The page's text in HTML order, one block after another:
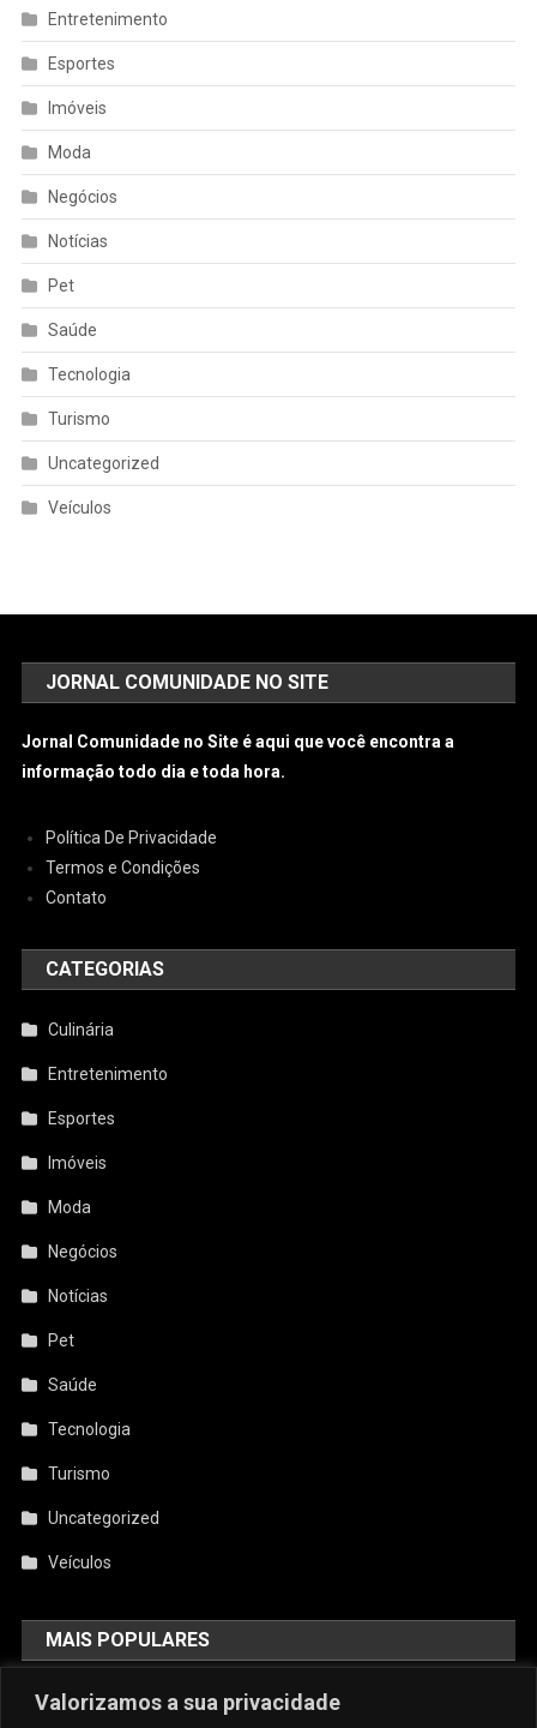
Valorizamos a sua privacidade
Entretenimento
Esportes
Imóveis
Moda
Negócios
Notícias
Pet
Saúde
Tecnologia
Turismo
Uncategorized
Veículos
JORNAL COMUNIDADE NO SITE
Jornal Comunidade no Site é aqui que você encontra a
informação todo dia e toda hora.
Política De Privacidade
Termos e Condições
Contato
CATEGORIAS
Culinária
Entretenimento
Esportes
Imóveis
Moda
Negócios
Notícias
Pet
Saúde
Tecnologia
Turismo
Uncategorized
Veículos
MAIS POPULARES
AquiCupom: O Melhor Site De